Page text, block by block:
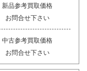
新品参考買取価格
お問合せ下さい
中古参考買取価格
お問合せ下さい